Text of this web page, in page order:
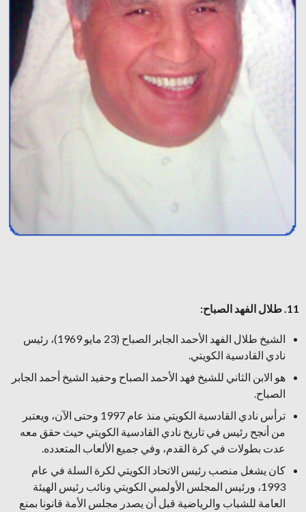
11. طلال الفهد الصباح:
الشيخ طلال الفهد الأحمد الجابر الصباح (23 مايو 1969)، رئيس
نادي القادسية الكويتي.
هو الابن الثاني للشيخ فهد الأحمد الصباح وحفيد الشيخ أحمد الجابر
الصباح.
ترأس نادي القادسية الكويتي منذ عام 1997 وحتى الآن، ويعتبر
من أنجح رئيس في تاريخ نادي القادسية الكويتي حيث حقق معه
عدت بطولات في كرة القدم، وفي جميع الألعاب المتعدده.
كان يشغل منصب رئيس الاتحاد الكويتي لكرة السلة في عام
1993، ورئيس المجلس الأولمبي الكويتي ونائب رئيس الهيئة
العامة للشباب والرياضية قبل أن يصدر مجلس الأمة قانونا بمنع